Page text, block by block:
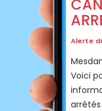
Alerte
Voici